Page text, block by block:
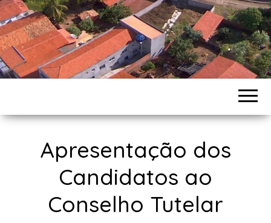
Apresentação dos
Candidatos ao
Conselho Tutelar